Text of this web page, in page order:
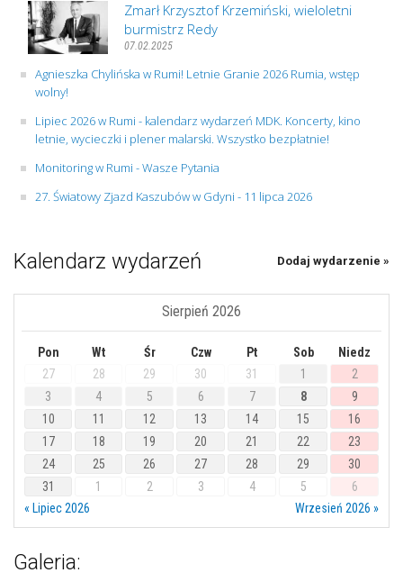
Zmarł Krzysztof Krzemiński, wieloletni
burmistrz Redy
07.02.2025
Agnieszka Chylińska w Rumi! Letnie Granie 2026 Rumia, wstęp
wolny!
Lipiec 2026 w Rumi - kalendarz wydarzeń MDK. Koncerty, kino
letnie, wycieczki i plener malarski. Wszystko bezpłatnie!
Monitoring w Rumi - Wasze Pytania
27. Światowy Zjazd Kaszubów w Gdyni - 11 lipca 2026
Kalendarz wydarzeń Dodaj wydarzenie »
Sierpień 2026
Pon Wt Śr Czw Pt Sob
Niedz
27
28 29 30 31 1
2
3
4 5 6 7 8
9
10
11 12 13 14 15
16
17
18 19 20 21 22
23
24
25 26 27 28 29
30
31
1 2 3 4 5
6
« Lipiec 2026
Wrzesień 2026 »
Galeria: